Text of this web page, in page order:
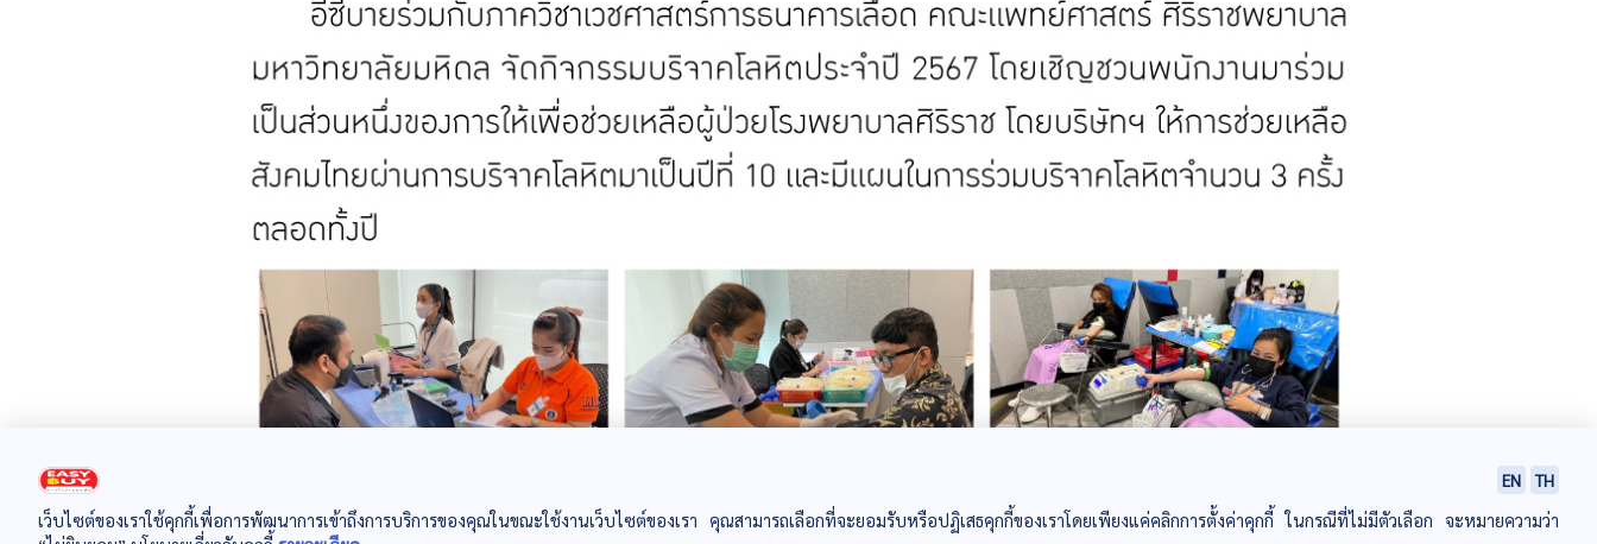
EN
TH
เว็บไซต์ของเราใช้คุกกี้เพื่อการพัฒนาการเข้าถึงการบริการของคุณในขณะใช้งานเว็บไซต์ของเรา คุณสามารถเลือกที่จะยอมรับหรือปฏิเสธคุกกี้ของเราโดยเพียงแค่คลิกการตั้งค่าคุกกี้ ในกรณีที่ไม่มีตัวเลือก จะหมายความว่า